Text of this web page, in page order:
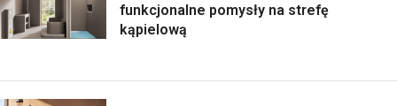
funkcjonalne pomysły na strefę
kąpielową